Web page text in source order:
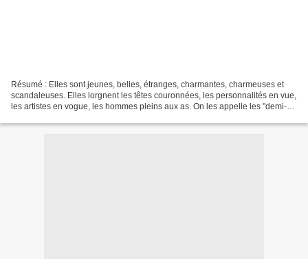
Résumé : Elles sont jeunes, belles, étranges, charmantes, charmeuses et
scandaleuses. Elles lorgnent les têtes couronnées, les personnalités en vue,
les artistes en vogue, les hommes pleins aux as. On les appelle les "demi-